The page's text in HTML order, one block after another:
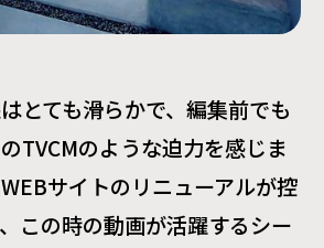
とても滑らかで、編集前でも
TVCMのような迫力を感じま
サイトのリニューアルが控
この時の動画が活躍するシー